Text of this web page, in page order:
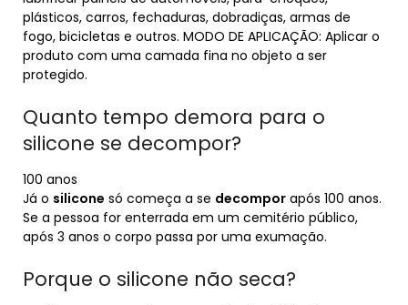
plásticos, carros, fechaduras, dobradiças, armas de
fogo, bicicletas e outros. MODO DE APLICAÇÃO: Aplicar o
produto com uma camada fina no objeto a ser
protegido.
Quanto tempo demora para o
silicone se decompor?
100 anos
Já o silicone só começa a se decompor após 100 anos.
Se a pessoa for enterrada em um cemitério público,
após 3 anos o corpo passa por uma exumação.
Porque o silicone não seca?